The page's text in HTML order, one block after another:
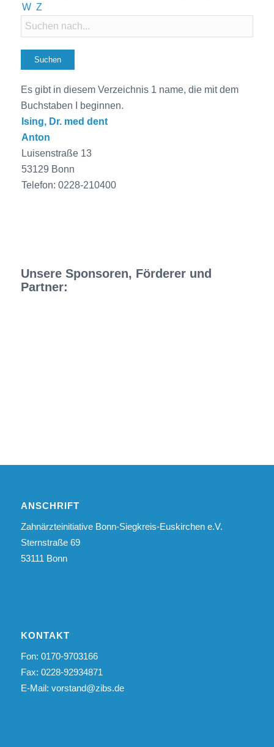
W Z
Es gibt in diesem Verzeichnis 1 name, die mit dem
Buchstaben I beginnen.
Ising, Dr. med dent
Anton
Luisenstraße 13
53129 Bonn
Telefon: 0228-210400
Unsere Sponsoren, Förderer und
Partner:
ANSCHRIFT
Zahnärzteinitiative Bonn-Siegkreis-Euskirchen e.V.
Sternstraße 69
53111 Bonn
KONTAKT
Fon: 0170-9703166
Fax: 0228-92934871
E-Mail: vorstand@zibs.de